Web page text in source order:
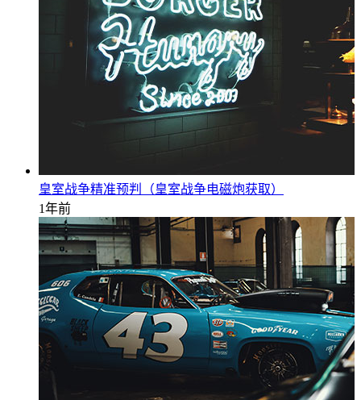
皇室战争精准预判（皇室战争电磁炮获取）
1年前